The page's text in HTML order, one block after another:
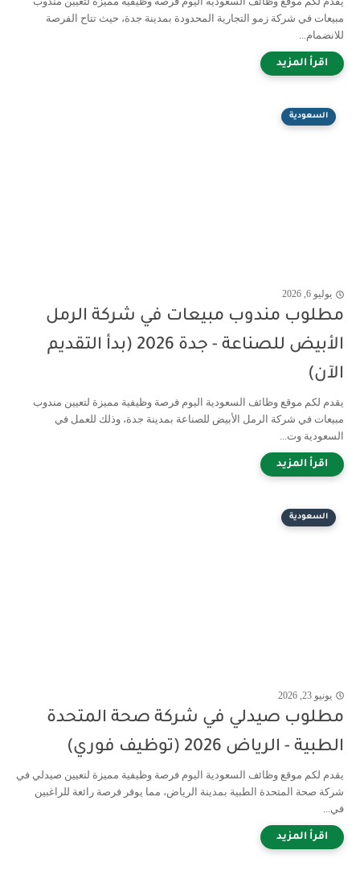
مبيعات في شركة زمو التجارية المحدودة بمدينة جدة، حيث تتاح الفرصة
للانضمام...
السعودية
يوليو 6, 2026
مطلوب مندوب مبيعات في شركة الرمل
الأبيض للصناعة - جدة 2026 (بدأ التقديم
الآن)
يقدم لكم موقع وظائف السعودية اليوم فرصة وظيفية مميزة لتعيين مندوب
مبيعات في شركة الرمل الأبيض للصناعة بمدينة جدة، وذلك للعمل في
السعودية وت...
السعودية
يونيو 23, 2026
مطلوب صيدلي في شركة صحة المتحدة
الطبية - الرياض 2026 (توظيف فوري)
يقدم لكم موقع وظائف السعودية اليوم فرصة وظيفية مميزة لتعيين صيدلي في
شركة صحة المتحدة الطبية بمدينة الرياض، مما يوفر فرصة رائعة للراغبين
في...